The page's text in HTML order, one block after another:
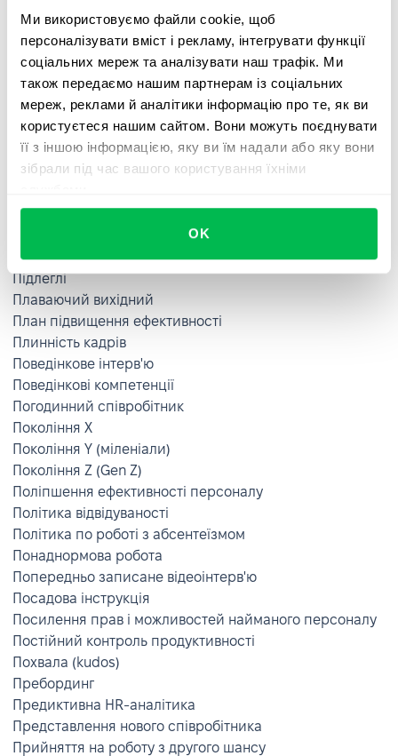
Ми використовуємо файли cookie, щоб
персоналізувати вміст і рекламу, інтегрувати функції
соціальних мереж та аналізувати наш трафік. Ми
також передаємо нашим партнерам із соціальних
мереж, реклами й аналітики інформацію про те, як ви
користуєтеся нашим сайтом. Вони можуть поєднувати
її з іншою інформацією, яку ви їм надали або яку вони
зібрали під час вашого користування їхніми
OK
Організаційна структура
Організація роботи за принципом agile
Офбордінг
Оцінка робочих місць
П
Парсинг резюме
Перевірка біографічних даних
Переносні навички
Підлеглі
Плаваючий вихідний
План підвищення ефективності
Плинність кадрів
Поведінкове інтерв'ю
Поведінкові компетенції
Погодинний співробітник
Покоління X
Покоління Y (міленіали)
Покоління Z (Gen Z)
Поліпшення ефективності персоналу
Політика відвідуваності
Політика по роботі з абсентеїзмом
Понаднормова робота
Попередньо записане відеоінтерв'ю
Посадова інструкція
Посилення прав і можливостей найманого персоналу
Постійний контроль продуктивності
Похвала (kudos)
Пребординг
Предиктивна HR-аналітика
Представлення нового співробітника
Прийняття на роботу з другого шансу